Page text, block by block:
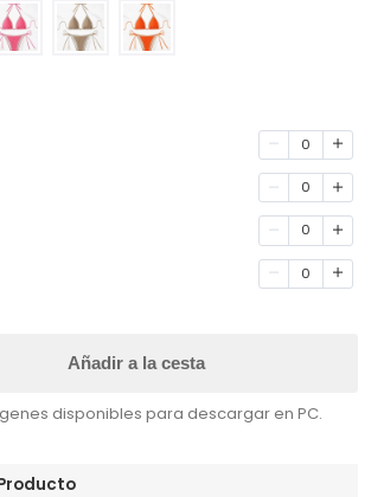
0
0
0
0
Añadir a la cesta
disponibles para descargar en PC.